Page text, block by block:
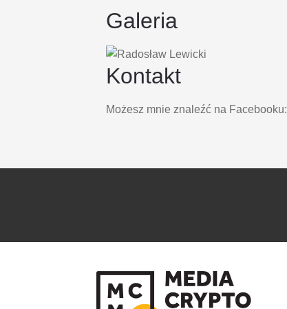
Galeria
Kontakt
Możesz mnie znaleźć na Facebooku:
PRZEJDŹ
DO
PRZEJDŹ
DO